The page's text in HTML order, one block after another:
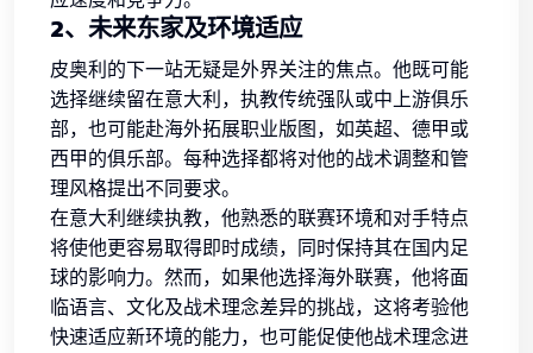
2、未来东家及环境适应
皮奥利的下一站无疑是外界关注的焦点。他既可能
选择继续留在意大利，执教传统强队或中上游俱乐
部，也可能赴海外拓展职业版图，如英超、德甲或
西甲的俱乐部。每种选择都将对他的战术调整和管
理风格提出不同要求。
在意大利继续执教，他熟悉的联赛环境和对手特点
将使他更容易取得即时成绩，同时保持其在国内足
球的影响力。然而，如果他选择海外联赛，他将面
临语言、文化及战术理念差异的挑战，这将考验他
快速适应新环境的能力，也可能促使他战术理念进